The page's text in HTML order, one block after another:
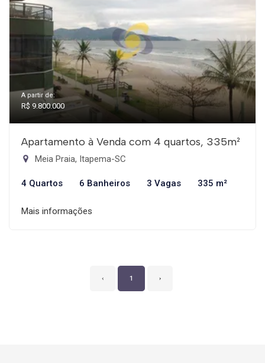
A partir de:
R$ 9.800.000
Apartamento à Venda com 4 quartos, 335m²
Meia Praia, Itapema-SC
4 Quartos 6 Banheiros 3 Vagas 335 m²
Mais informações
‹ 1 ›